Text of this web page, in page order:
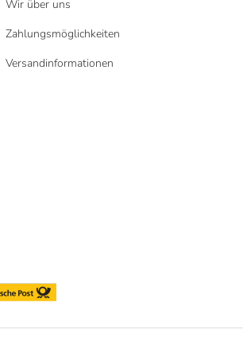
Wir über uns
Zahlungsmöglichkeiten
Versandinformationen